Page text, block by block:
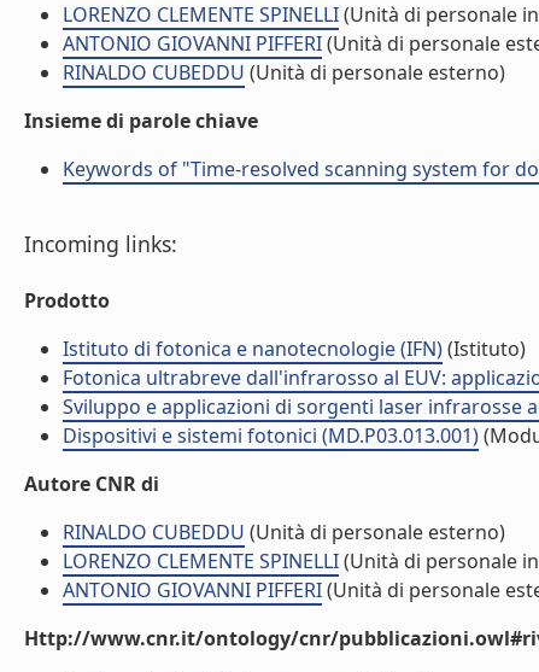
LORENZO CLEMENTE SPINELLI(Unità di personale
ANTONIO GIOVANNI PIFFERI(Unità di personale
RINALDO CUBEDDU (Unità di personale esterno)
Insieme di parole chiave
Keywords of "Time-resolved scanning system for
Incoming links:
Prodotto
Istituto di fotonica e nanotecnologie (IFN)(Istituto)
Fotonica ultrabreve dall'infrarosso al EUV:
Sviluppo e applicazioni di sorgenti laser infrarosse
Dispositivi e sistemi fotonici (MD.P03.013.001)
Autore CNR di
RINALDO CUBEDDU (Unità di personale esterno)
LORENZO CLEMENTE SPINELLI(Unità di personale
ANTONIO GIOVANNI PIFFERI(Unità di personale
Http://www.cnr.it/ontology/cnr/